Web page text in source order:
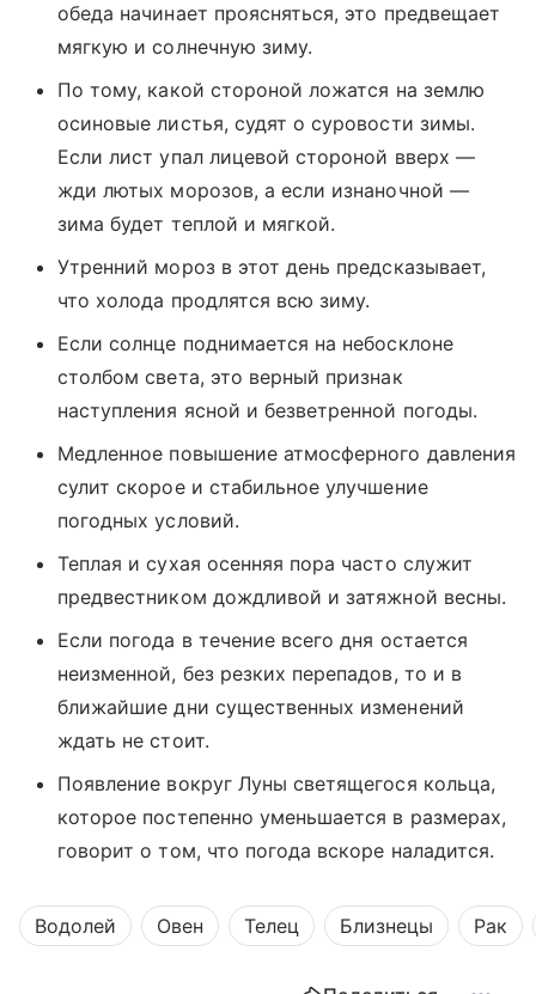
обеда начинает проясняться, это предвещает
мягкую и солнечную зиму.
По тому, какой стороной ложатся на землю
осиновые листья, судят о суровости зимы.
Если лист упал лицевой стороной вверх —
жди лютых морозов, а если изнаночной —
зима будет теплой и мягкой.
Утренний мороз в этот день предсказывает,
что холода продлятся всю зиму.
Если солнце поднимается на небосклоне
столбом света, это верный признак
наступления ясной и безветренной погоды.
Медленное повышение атмосферного давления
сулит скорое и стабильное улучшение
погодных условий.
Теплая и сухая осенняя пора часто служит
предвестником дождливой и затяжной весны.
Если погода в течение всего дня остается
неизменной, без резких перепадов, то и в
ближайшие дни существенных изменений
ждать не стоит.
Появление вокруг Луны светящегося кольца,
которое постепенно уменьшается в размерах,
говорит о том, что погода вскоре наладится.
Водолей Овен Телец Близнецы Рак